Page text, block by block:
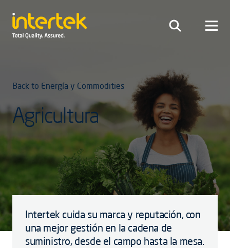
Back to Energía y Commodities
Agricultura
Intertek cuida su marca y reputación, con
una mejor gestión en la cadena de
suministro, desde el campo hasta la mesa.